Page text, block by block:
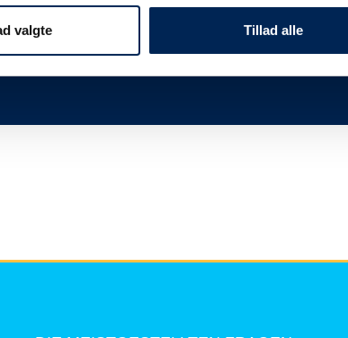
valgte Tillad alle
haben, als Sie hier lesen können.